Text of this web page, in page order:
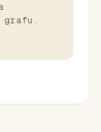
grafu.